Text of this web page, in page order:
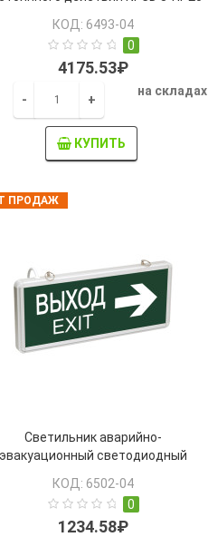
КОД: 6493-04
0
4175.53₽
- +
на складах
КУПИТЬ
ПРОДАЖ
Светильник аварийно-
эвакуационный светодиодный
EXIT/стрелка направления"
IEK
КОД: 6502-04
0
1234.58₽